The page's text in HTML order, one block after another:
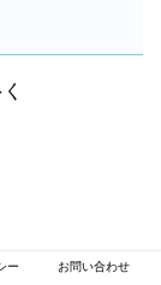
ー お問い合わせ